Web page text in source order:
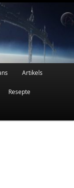
Artikels
Resepte